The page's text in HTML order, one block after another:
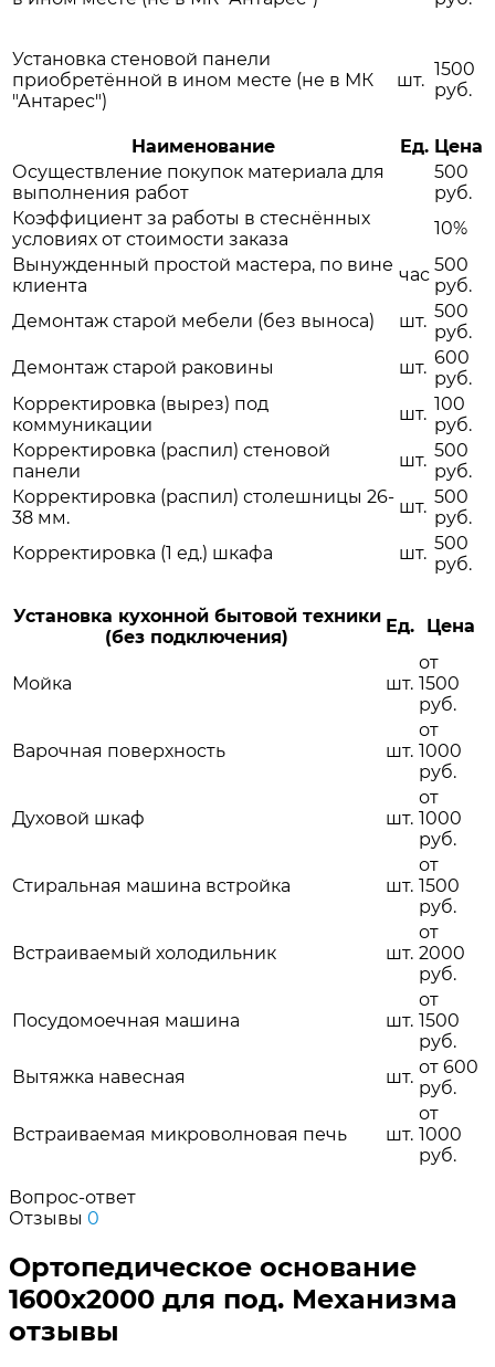
Установка стеновой панели
приобретённой в ином месте (не в МК
"Антарес")
шт.
1500
руб.
Наименование Ед. Цена
Осуществление покупок материала для
выполнения работ
500
руб.
Коэффициент за работы в стеснённых
условиях от стоимости заказа
10%
Вынужденный простой мастера, по вине
клиента
час 500
руб.
Демонтаж старой мебели (без выноса)
шт. 500
руб.
Демонтаж старой раковины
шт. 600
руб.
Корректировка (вырез) под
коммуникации
шт. 100
руб.
Корректировка (распил) стеновой
панели
шт. 500
руб.
Корректировка (распил) столешницы 26-
38 мм.
шт. 500
руб.
Корректировка (1 ед.) шкафа
шт. 500
руб.
Установка кухонной бытовой техники
(без подключения)
Ед. Цена
Мойка шт.
от
1500
руб.
Варочная поверхность шт.
от
1000
руб.
Духовой шкаф шт.
от
1000
руб.
Стиральная машина встройка шт.
от
1500
руб.
Встраиваемый холодильник шт.
от
2000
руб.
Посудомоечная машина шт.
от
1500
руб.
Вытяжка навесная
шт. от 600
руб.
Встраиваемая микроволновая печь шт.
от
1000
руб.
Вопрос-ответ
Отзывы 0
Ортопедическое основание
1600х2000 для под. Механизма
отзывы